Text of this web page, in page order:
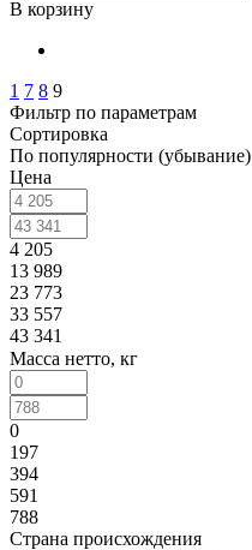
В корзину
1 7 8 9
Фильтр по параметрам
Сортировка
По популярности (убывание)
Цена
4 205
13 989
23 773
33 557
43 341
Масса нетто, кг
0
197
394
591
788
Страна происхождения